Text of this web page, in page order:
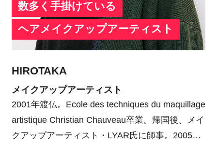
数多く手掛けている
ヘアメイクアップアーティスト
HIROTAKA
メイクアップアーティスト
2001年渡仏。Ecole des techniques du maquillage
artistique Christian Chauveau卒業。帰国後、メイ
クアップアーティスト・LYAR氏に師事。2005